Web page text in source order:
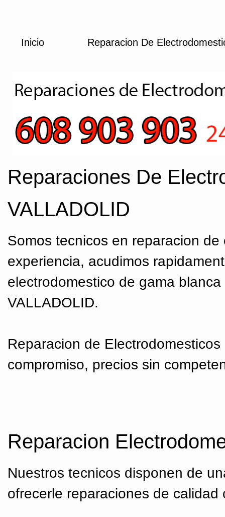
Inicio Reparacion De
Reparaciones De
VALLADOLID
Somos tecnicos en reparacion
experiencia, acudimos
electrodomestico de gama
VALLADOLID.
Reparacion de
compromiso, precios sin
Reparacion
Nuestros tecnicos disponen de
ofrecerle reparaciones de calidad